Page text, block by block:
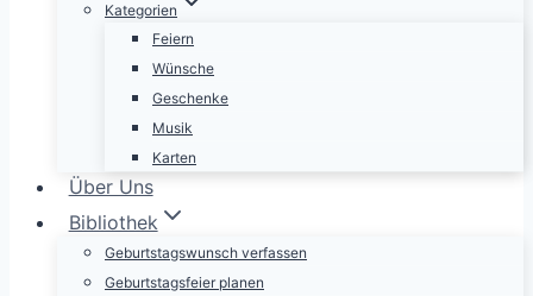
Kategorien
Feiern
Wünsche
Geschenke
Musik
Karten
Über Uns
Bibliothek
Geburtstagswunsch verfassen
Geburtstagsfeier planen